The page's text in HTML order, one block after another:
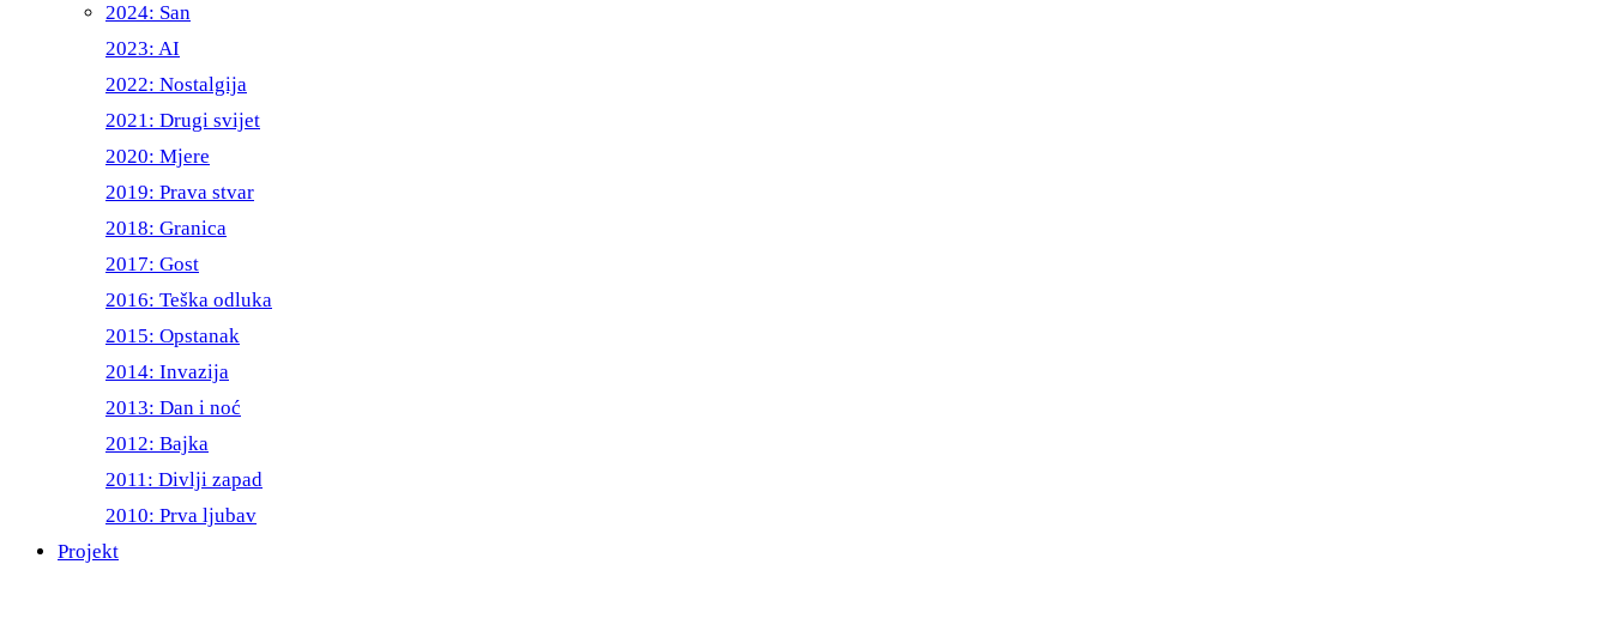
2024: San
2023: AI
2022: Nostalgija
2021: Drugi svijet
2020: Mjere
2019: Prava stvar
2018: Granica
2017: Gost
2016: Teška odluka
2015: Opstanak
2014: Invazija
2013: Dan i noć
2012: Bajka
2011: Divlji zapad
2010: Prva ljubav
Projekt